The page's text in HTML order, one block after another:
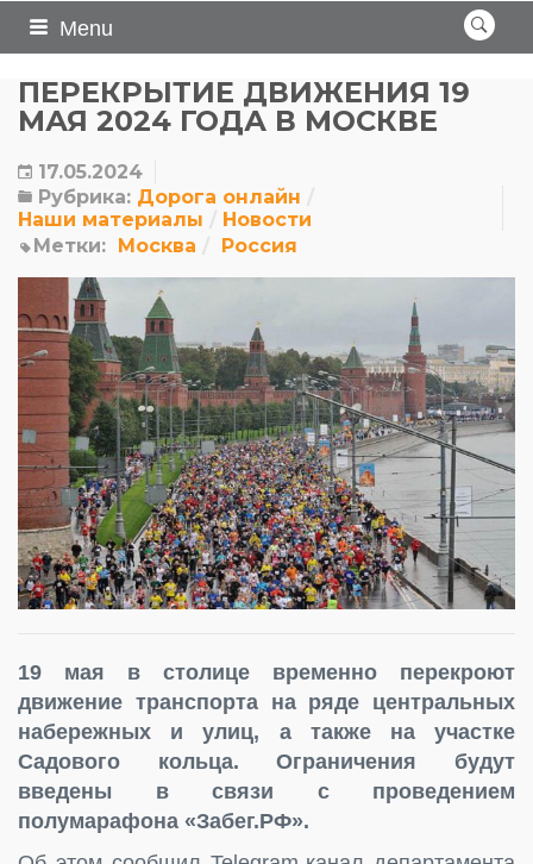
Menu
ПЕРЕКРЫТИЕ ДВИЖЕНИЯ 19
МАЯ 2024 ГОДА В МОСКВЕ
17.05.2024
Рубрика: Дорога онлайн
Наши материалы
Новости
Метки: Москва Россия
19 мая в столице временно перекроют
движение транспорта на ряде центральных
набережных и улиц, а также на участке
Садового кольца. Ограничения будут
введены в связи с проведением
полумарафона «Забег.PФ».